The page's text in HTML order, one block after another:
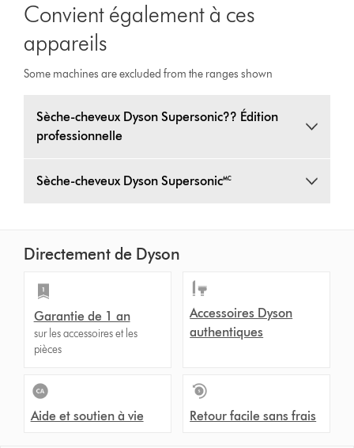
Convient également à ces
appareils
Some machines are excluded from the ranges shown
Sèche-cheveux Dyson Supersonic?? Édition
professionnelle
Sèche-cheveux Dyson Supersonic🅪
Directement de Dyson
Garantie de 1 an
sur les accessoires et les
pièces
Accessoires Dyson
authentiques
Aide et soutien à vie Retour facile sans frais